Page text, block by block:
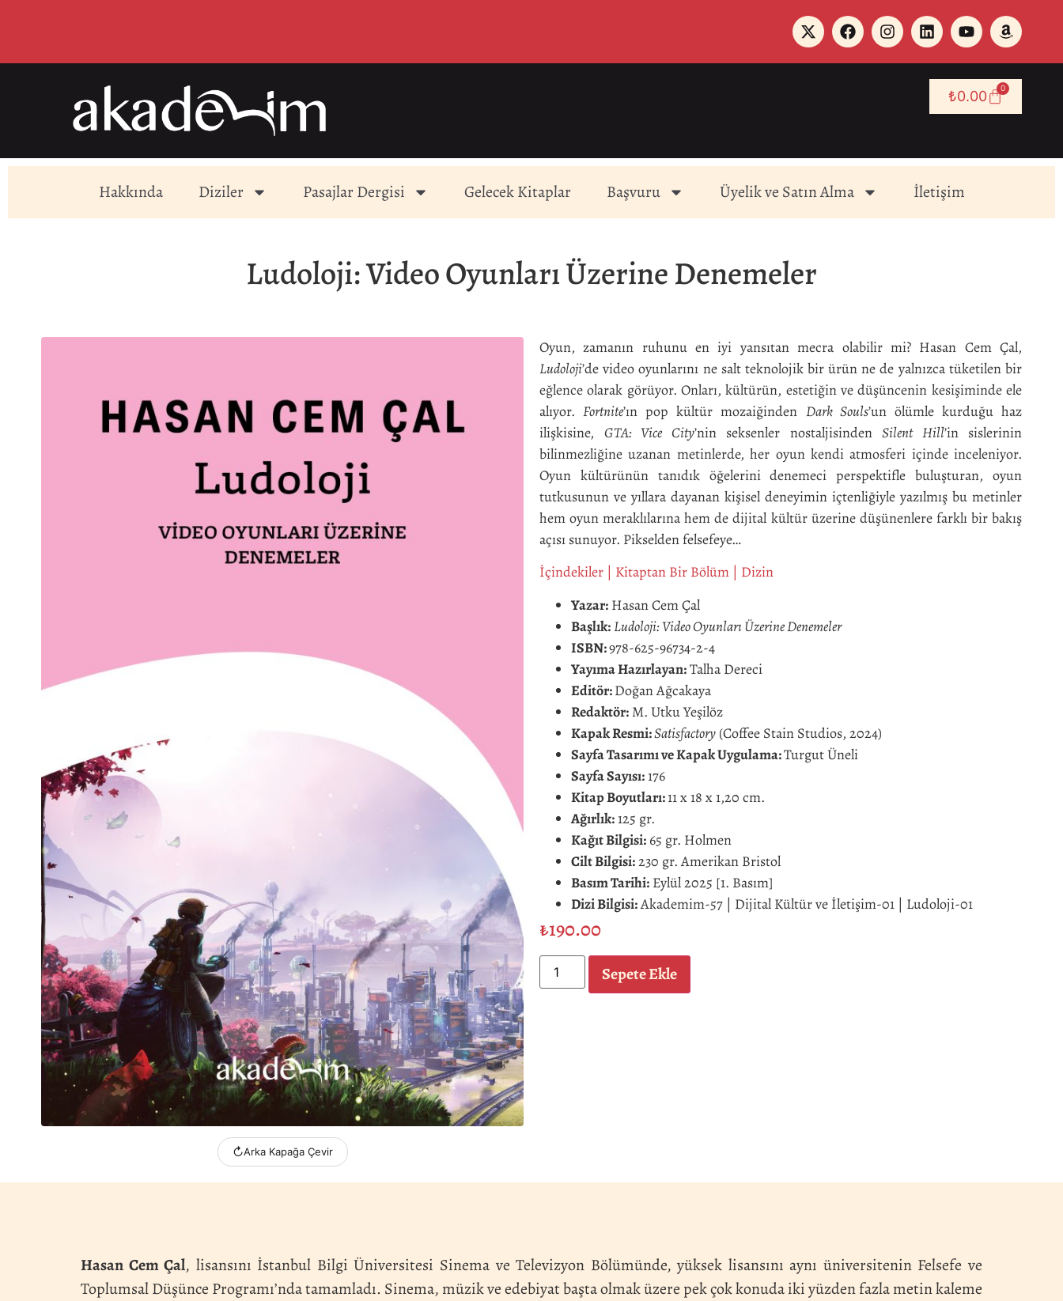
₺0.00 0
Hakkında Diziler Pasajlar Dergisi Gelecek Kitaplar Başvuru Üyelik ve Satın Alma İletişim
Ludoloji: Video Oyunları Üzerine Denemeler
↻Arka Kapağa Çevir
Oyun, zamanın ruhunu en iyi yansıtan mecra olabilir mi? Hasan Cem Çal,
Ludoloji’de video oyunlarını ne salt teknolojik bir ürün ne de yalnızca tüketilen bir
eğlence olarak görüyor. Onları, kültürün, estetiğin ve düşüncenin kesişiminde ele
alıyor.Fortnite’ın pop kültür mozaiğinden Dark Souls’un ölümle kurduğu haz
ilişkisine, GTA: Vice City’nin seksenler nostaljisinden Silent Hill’in sislerinin
bilinmezliğine uzanan metinlerde, her oyun kendi atmosferi içinde inceleniyor.
Oyun kültürünün tanıdık öğelerini denemeci perspektifle buluşturan, oyun
tutkusunun ve yıllara dayanan kişisel deneyimin içtenliğiyle yazılmış bu metinler
hem oyun meraklılarına hem de dijital kültür üzerine düşünenlere farklı bir bakış
açısı sunuyor. Pikselden felsefeye…
İçindekiler | Kitaptan Bir Bölüm | Dizin
Yazar: Hasan Cem Çal
Başlık: Ludoloji: Video Oyunları Üzerine Denemeler
ISBN:978-625-96734-2-4
Yayıma Hazırlayan:Talha Dereci
Editör:Doğan Ağcakaya
Redaktör: M. Utku Yeşilöz
Kapak Resmi:Satisfactory (Coffee Stain Studios, 2024)
Sayfa Tasarımı ve Kapak Uygulama:Turgut Üneli
Sayfa Sayısı:176
Kitap Boyutları:11 x 18 x 1,20 cm.
Ağırlık:125 gr.
Kağıt Bilgisi: 65 gr. Holmen
Cilt Bilgisi:230 gr. Amerikan Bristol
Basım Tarihi: Eylül 2025 [1. Basım]
Dizi Bilgisi:Akademim-57 | Dijital Kültür ve İletişim-01 | Ludoloji-01
₺190.00
Sepete Ekle
Hasan Cem Çal, lisansını İstanbul Bilgi Üniversitesi Sinema ve Televizyon Bölümünde, yüksek lisansını aynı üniversitenin Felsefe ve
Toplumsal Düşünce Programı’nda tamamladı. Sinema, müzik ve edebiyat başta olmak üzere pek çok konuda iki yüzden fazla metin kaleme